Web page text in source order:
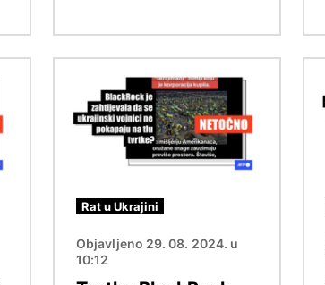
Rat u Ukrajini
Objavljeno 29. 08. 2024. u
10:12